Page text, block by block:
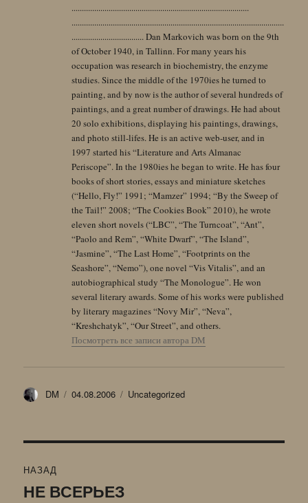
......................................................................................
.......................................................................................................
................................... Dan Markovich was born on the 9th
of October 1940, in Tallinn. For many years his
occupation was research in biochemistry, the enzyme
studies. Since the middle of the 1970ies he turned to
painting, and by now is the author of several hundreds of
paintings, and a great number of drawings. He had about
20 solo exhibitions, displaying his paintings, drawings,
and photo still-lifes. He is an active web-user, and in
1997 started his “Literature and Arts Almanac
Periscope”. In the 1980ies he began to write. He has four
books of short stories, essays and miniature sketches
(“Hello, Fly!” 1991; “Mamzer” 1994; “By the Sweep of
the Tail!” 2008; “The Cookies Book” 2010), he wrote
eleven short novels (“LBC”, “The Turncoat”, “Ant”,
“Paolo and Rem”, “White Dwarf”, “The Island”,
“Jasmine”, “The Last Home”, “Footprints on the
Seashore”, “Nemo”), one novel “Vis Vitalis”, and an
autobiographical study “The Monologue”. He won
several literary awards. Some of his works were published
by literary magazines “Novy Mir”, “Neva”,
“Kreshchatyk”, “Our Street”, and others.
Посмотреть все записи автора DM
Автор
DM Опубликовано
04.08.2006 Рубрики
Uncategorized
по
НАЗАД
Предыдущая
НЕ ВСЕРЬЕЗ